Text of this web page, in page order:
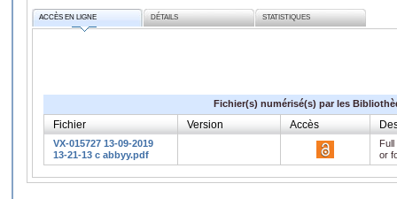
ACCÈS EN LIGNE DÉTAILS STATISTIQUES
Fichier(s) numérisé(s) par les
Fichier Version Accès
VX-015727 13-09-2019
13-21-13 c abbyy.pdf
or